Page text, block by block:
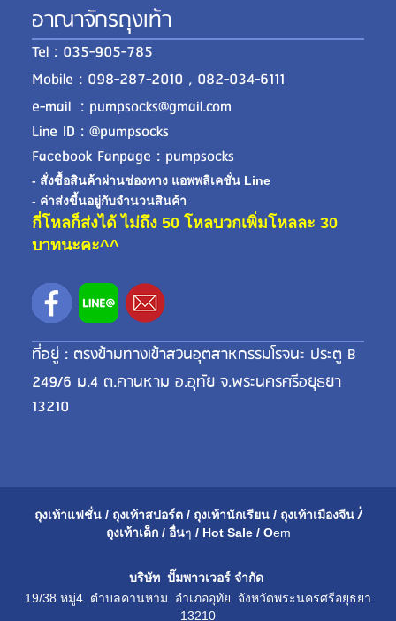
อาณาจักรถุงเท้า
Tel : 035-905-785
Mobile : 098-287-2010 , 082-034-6111
e-mail : pumpsocks@gmail.com
Line ID : @pumpsocks
Facebook Fanpage : pumpsocks
- สั่งซื้อสินค้าผ่านช่องทาง แอพพลิเคชั่น Line
- ค่าส่งขี้นอยู่กับจำนวนสินค้า
กี่โหลก็ส่งได้ ไม่ถึง 50 โหลบวกเพิ่มโหลละ 30
บาทนะคะ^^
ที่อยู่ : ตรงข้ามทางเข้าสวนอุตสาหกรรมโรจนะ ประตู B
249/6 ม.4 ต.คานหาม อ.อุทัย จ.พระนครศรีอยุธยา
13210
ถุงเท้าแฟชั่น / ถุงเท้าสปอร์ต / ถุงเท้านักเรียน / ถุงเท้าเมืองจีน /่
ถุงเท้าเด็ก / อื่นๆ / Hot Sale / Oem
บริษัท ปั๊มพาวเวอร์ จำกัด
19/38 หมู่4 ตำบลคานหาม อำเภออุทัย จังหวัดพระนครศรีอยุธยา
13210